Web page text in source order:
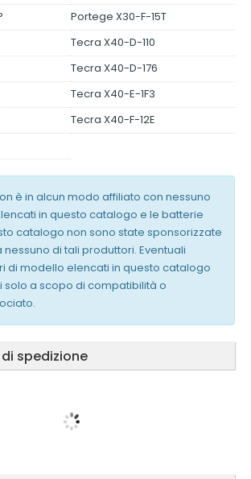
Portege X30-F-15T
Tecra X40-D-110
Tecra X40-D-176
Tecra X40-E-1F3
Tecra X40-F-12E
è in alcun modo affiliato con nessuno
in questo catalogo e le batterie
catalogo non sono state sponsorizzate
di tali produttori. Eventuali
di modello elencati in questo catalogo
solo a scopo di compatibilità o
spedizione